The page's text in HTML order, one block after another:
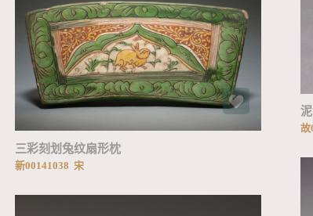
加载中...
三彩刻划兔纹扇形枕
新00141038 宋
故